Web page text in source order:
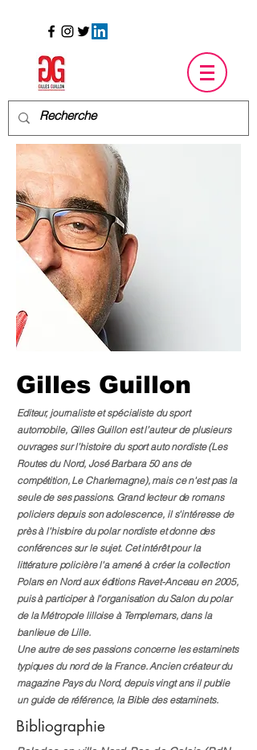
Gilles Guillon
Editeur, journaliste et spécialiste du sport
automobile, Gilles Guillon est l’auteur de plusieurs
ouvrages sur l’histoire du sport auto nordiste (Les
Routes du Nord, José Barbara 50 ans de
compétition, Le Charlemagne), mais ce n'est pas la
seule de ses passions. Grand lecteur de romans
policiers depuis son adolescence, il s'intéresse de
près à l'histoire du polar nordiste et donne des
conférences sur le sujet. Cet intérêt pour la
littérature policière l'a amené à créer la collection
Polars en Nordaux éditions Ravet-Anceau en 2005,
puis à participer à l'organisation du Salon du polar
de la Métropole lilloise à Templemars, dans la
banlieue de Lille.
Une autre de ses passions concerne les estaminets
typiques du nord de la France. Ancien créateur du
magazine Pays du Nord, depuis vingt ans il publie
un guide de référence, la Bible des estaminets.
Bibliographie